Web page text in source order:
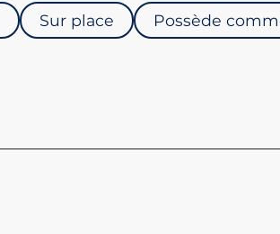
Sur place Possède
Saint-